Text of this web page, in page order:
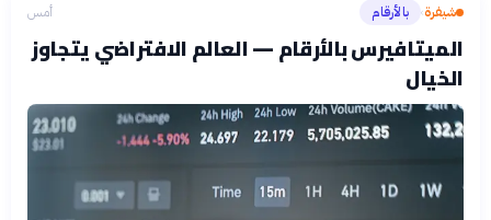
شيفرة› بالأرقام أمس
الميتافيرس بالأرقام — العالم الافتراضي يتجاوز
الخيال